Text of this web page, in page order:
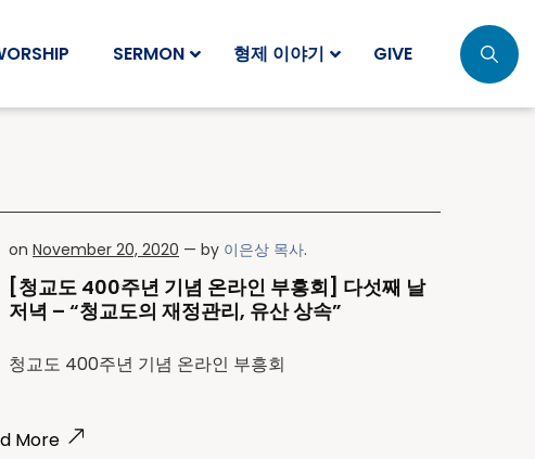
SERMON 형제 이야기 GIVE
on November 20, 2020 — by 이은상 목사.
[청교도 400주년 기념 온라인 부흥회] 다섯째 날
저녁 – “청교도의 재정관리, 유산 상속”
청교도 400주년 기념 온라인 부흥회
More